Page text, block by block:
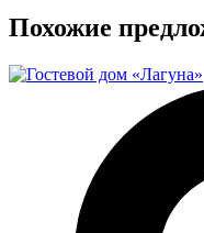
Похожие